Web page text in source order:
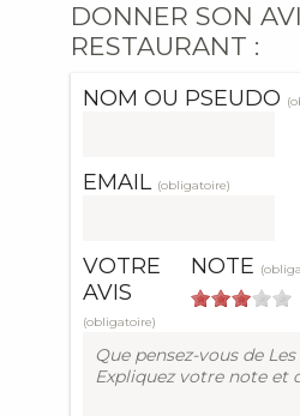
DONNER SON
RESTAURANT :
NOM OU PSEUDO
EMAIL (obligatoire)
NOTE
VOTRE
AVIS
(obligatoire)